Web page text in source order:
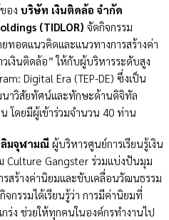
อง บริษัท เงินติดล้อ จำกัด
(TIDLOR) จัดกิจกรรม
ยทอดแนวคิดและแนวทางการสร้างค่า
เงินติดล้อ” ให้กับผู้บริหารระดับสูง
Digital Era (TEP-DE) ซึ่งเป็น
าวิสัยทัศน์และทักษะด้านดิจิทัล
โดยมีผู้เข้าร่วมจำนวน 40 ท่าน
มจุฬามณี ผู้บริหารศูนย์การเรียนรู้เงิน
Culture Gangster ร่วมแบ่งปันมุม
สร้างค่านิยมและขับเคลื่อนวัฒนธรรม
กรรมได้เรียนรู้ว่า การมีค่านิยมที่
ร่ง ช่วยให้ทุกคนในองค์กรทำงานไป